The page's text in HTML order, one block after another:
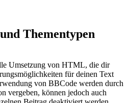
Thementypen
Umsetzung von HTML, die dir
für deinen Text
von BBCode werden durch
vergeben, können jedoch auch